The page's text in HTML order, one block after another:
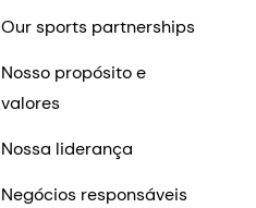
Our sports partnerships
Nosso propósito e
valores
Nossa liderança
Negócios responsáveis